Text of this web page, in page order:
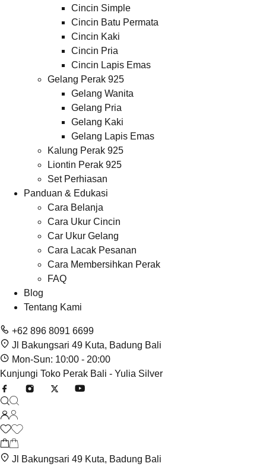
Cincin Simple
Cincin Batu Permata
Cincin Kaki
Cincin Pria
Cincin Lapis Emas
Gelang Perak 925
Gelang Wanita
Gelang Pria
Gelang Kaki
Gelang Lapis Emas
Kalung Perak 925
Liontin Perak 925
Set Perhiasan
Panduan & Edukasi
Cara Belanja
Cara Ukur Cincin
Car Ukur Gelang
Cara Lacak Pesanan
Cara Membersihkan Perak
FAQ
Blog
Tentang Kami
+62 896 8091 6699
Jl Bakungsari 49 Kuta, Badung Bali
Mon-Sun: 10:00 - 20:00
Kunjungi Toko Perak Bali - Yulia Silver
Jl Bakungsari 49 Kuta, Badung Bali